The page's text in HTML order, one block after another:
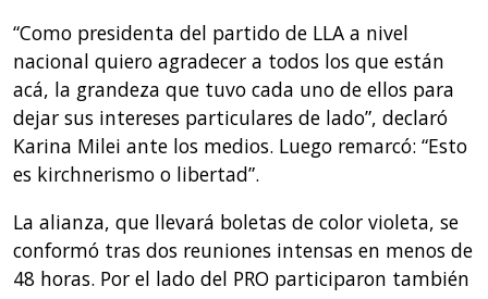
“Como presidenta del partido de LLA a nivel
nacional quiero agradecer a todos los que están
acá, la grandeza que tuvo cada uno de ellos para
dejar sus intereses particulares de lado”, declaró
Karina Milei ante los medios. Luego remarcó: “Esto
es kirchnerismo o libertad”.
La alianza, que llevará boletas de color violeta, se
conformó tras dos reuniones intensas en menos de
48 horas. Por el lado del PRO participaron también